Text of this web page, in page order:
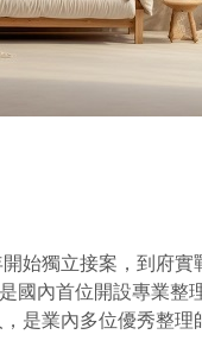
始獨立接案，到府實
國內首位開設專業整
是業內多位優秀整理